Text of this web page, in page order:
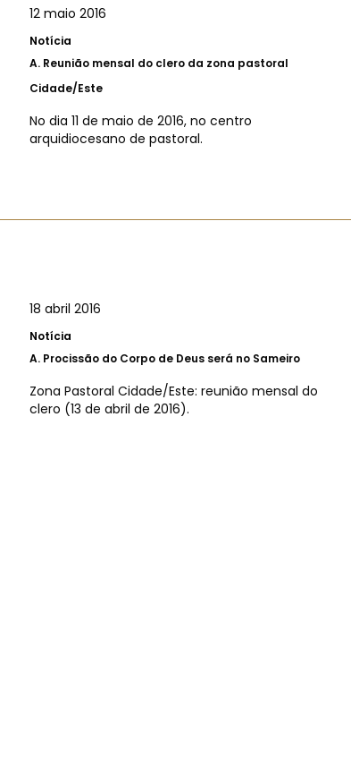
12 maio 2016
Notícia
A. Reunião mensal do clero da zona pastoral
Cidade/Este
No dia 11 de maio de 2016, no centro
arquidiocesano de pastoral.
18 abril 2016
Notícia
A. Procissão do Corpo de Deus será no Sameiro
Zona Pastoral Cidade/Este: reunião mensal do
clero (13 de abril de 2016).